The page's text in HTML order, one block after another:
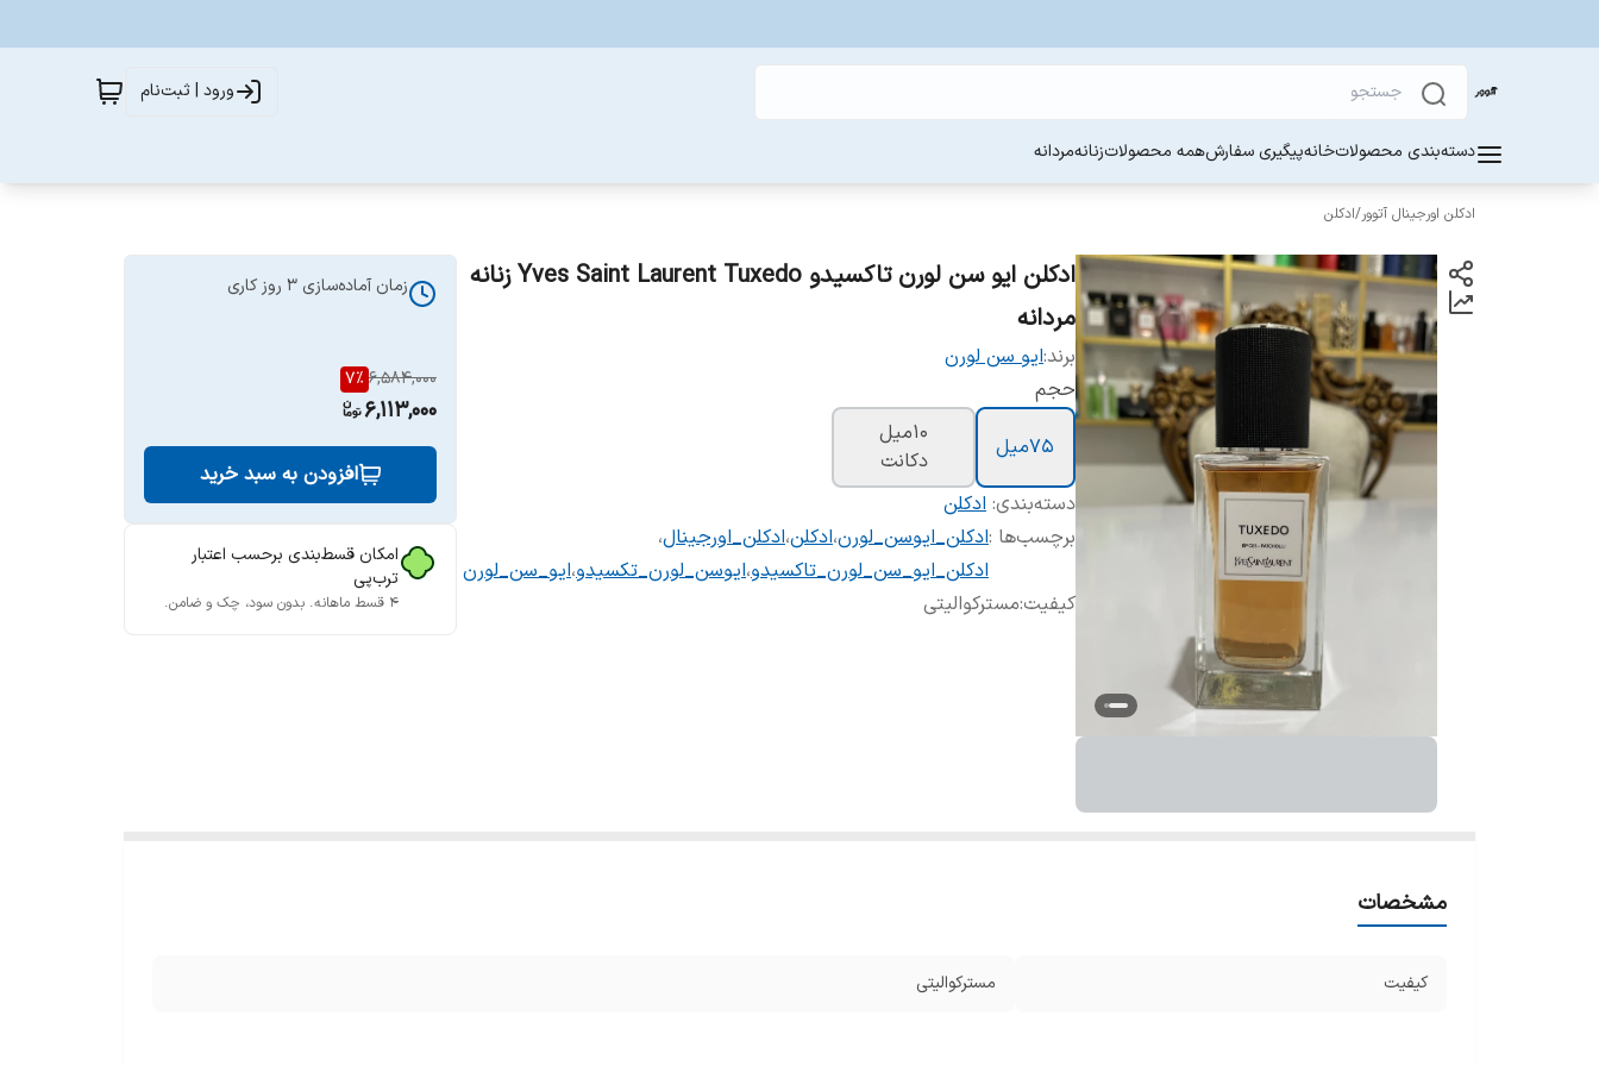
ورود | ثبت‌نام
دسته‌بندی محصولاتخانهپیگیری سفارشهمه محصولاتزنانهمردانه
ادکلن اورجینال آتوور/ادکلن
ادکلن ایو سن لورن تاکسیدو Yves Saint Laurent Tuxedo زنانه
مردانه
برند:ایو سن لورن
حجم
75ميل
10ميل
دکانت
دسته‌بندی: ادکلن
برچسب‌ها :ادکلن_ایوسن_لورن،ادکلن،ادکلن_اورجینال،
ادکلن_ایو_سن_لورن_تاکسیدو،ایوسن_لورن_تکسیدو،ایو_سن_لورن
کیفیت:مسترکوالیتی
زمان آماده‌سازی 3 روز کاری
6,584,000
7%
6,113,000
افزودن به سبد خرید
امکان قسط‌بندی برحسب اعتبار
ترب‌پی
۴ قسط ماهانه. بدون سود، چک و ضامن.
مشخصات
کیفیت مسترکوالیتی